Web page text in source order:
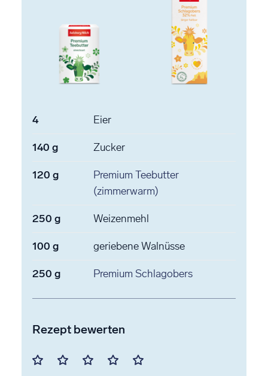
4 Eier
140 g Zucker
120 g
Premium Teebutter
(zimmerwarm)
250 g Weizenmehl
100 g geriebene Walnüsse
250 g Premium Schlagobers
Rezept bewerten
Mit Mit Mit Mit Mit